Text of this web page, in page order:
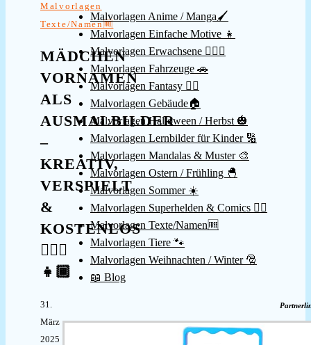
Malvorlagen
Texte/Namen🆓
MÄDCHEN
VORNAMEN
ALS
AUSMALBILDER
–
KREATIV,
VERSPIELT
&
KOSTENLOS
👱🏻‍♀️
👧🏾
31.
März
2025
Malvorlagen Anime / Manga🖌️
Malvorlagen Einfache Motive 👧
Malvorlagen Erwachsene 👱🏻‍♀️
Malvorlagen Fahrzeuge 🚗
Malvorlagen Fantasy 🧚‍♀️
Malvorlagen Gebäude🏠
Malvorlagen Halloween / Herbst 🎃
Malvorlagen Lernbilder für Kinder 🔢
Malvorlagen Mandalas & Muster 🎨
Malvorlagen Ostern / Frühling 🐣
Malvorlagen Sommer ☀️
Malvorlagen Superhelden & Comics 🦸‍♂️
Malvorlagen Texte/Namen🆓
Malvorlagen Tiere 🐾
Malvorlagen Weihnachten / Winter 🎅
📖 Blog